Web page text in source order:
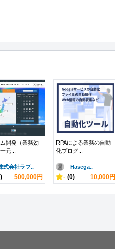
開発（業務効
元...
式会社ラプ..
500,000円
RPAによる業務の自動
化プログ...
Hasega..
- (0) 10,000円